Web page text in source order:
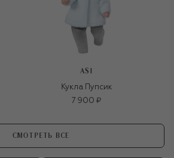
ASI
Кукла Пупсик
7 900 ₽
СМОТРЕТЬ ВСЕ